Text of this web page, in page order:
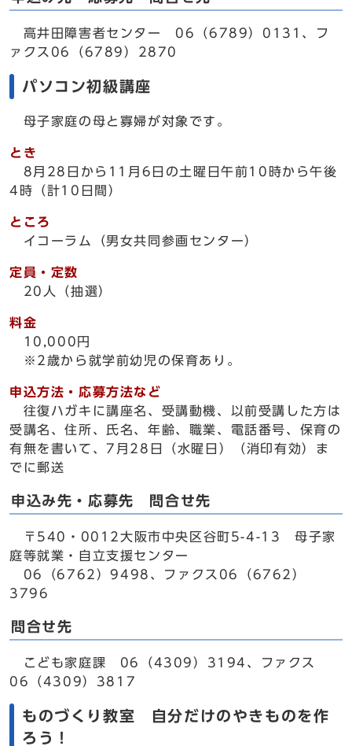
高井田障害者センター 06（6789）0131、フ
ァクス06（6789）2870
パソコン初級講座
母子家庭の母と寡婦が対象です。
とき
8月28日から11月6日の土曜日午前10時から午後
4時（計10日間）
ところ
イコーラム（男女共同参画センター）
定員・定数
20人（抽選）
料金
10,000円
※2歳から就学前幼児の保育あり。
申込方法・応募方法など
往復ハガキに講座名、受講動機、以前受講した方は
受講名、住所、氏名、年齢、職業、電話番号、保育の
有無を書いて、7月28日（水曜日）（消印有効）ま
でに郵送
申込み先・応募先 問合せ先
〒540・0012大阪市中央区谷町5-4-13 母子家
庭等就業・自立支援センター
06（6762）9498、ファクス06（6762）
3796
問合せ先
こども家庭課 06（4309）3194、ファクス
06（4309）3817
ものづくり教室 自分だけのやきものを作
ろう！